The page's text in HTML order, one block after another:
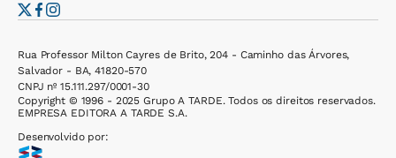
Rua Professor Milton Cayres de Brito, 204 - Caminho das Árvores,
Salvador - BA, 41820-570
CNPJ nº 15.111.297/0001-30
Copyright © 1996 - 2025 Grupo A TARDE. Todos os direitos reservados.
EMPRESA EDITORA A TARDE S.A.
Desenvolvido por: